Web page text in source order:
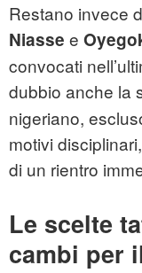
Restano invece
Niasse e
convocati
dubbio anche la
nigeriano,
motivi
di un rientro
Le scelte
cambi per